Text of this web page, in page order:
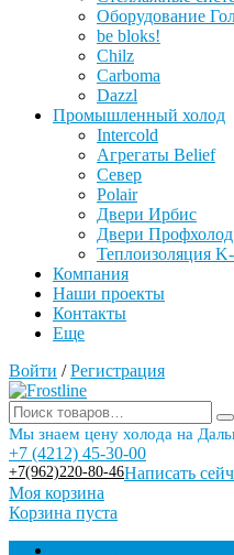
Оборудование
be bloks!
Chilz
Carboma
Dazzl
Промышленный холод
Intercold
Агрегаты Belief
Север
Polair
Двери Ирбис
Двери Профхолод
Теплоизоляция
Компания
Наши проекты
Контакты
Еще
Войти / Регистрация
Мы знаем цену холода на
+7 (4212) 45-30-00
+7(962)220-80-46Написать
Моя корзина
Корзина пуста